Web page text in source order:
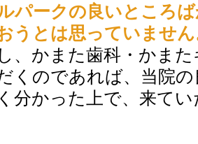
パークの良いところ
うとは思っていませ
、かまた歯科・かま
くのであれば、当院
分かった上で、来て